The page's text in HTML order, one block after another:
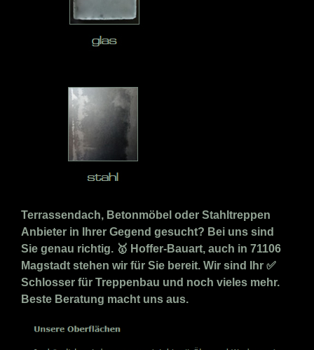
Terrassendach, Betonmöbel oder Stahltreppen
Anbieter in Ihrer Gegend gesucht? Bei uns sind
Sie genau richtig. 🥇 Hoffer-Bauart, auch in 71106
Magstadt stehen wir für Sie bereit. Wir sind Ihr ✅
Schlosser für Treppenbau und noch vieles mehr.
Beste Beratung macht uns aus.